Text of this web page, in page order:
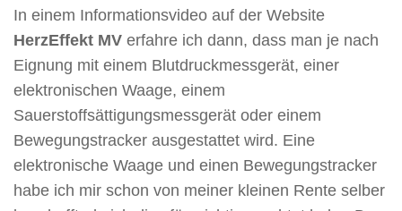
In einem Informationsvideo auf der Website
HerzEffekt MV erfahre ich dann, dass man je nach
Eignung mit einem Blutdruckmessgerät, einer
elektronischen Waage, einem
Sauerstoffsättigungsmessgerät oder einem
Bewegungstracker ausgestattet wird. Eine
elektronische Waage und einen Bewegungstracker
habe ich mir schon von meiner kleinen Rente selber